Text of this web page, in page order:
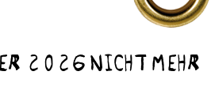
2026 nicht mehr